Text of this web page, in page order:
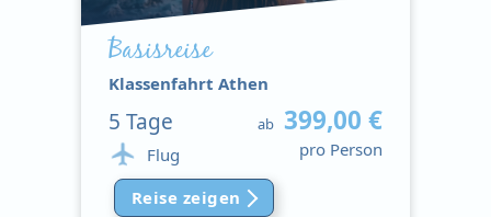
Basisreise
Klassenfahrt Athen
5 Tage
Flug
ab 399,00 €
pro Person
Reise zeigen